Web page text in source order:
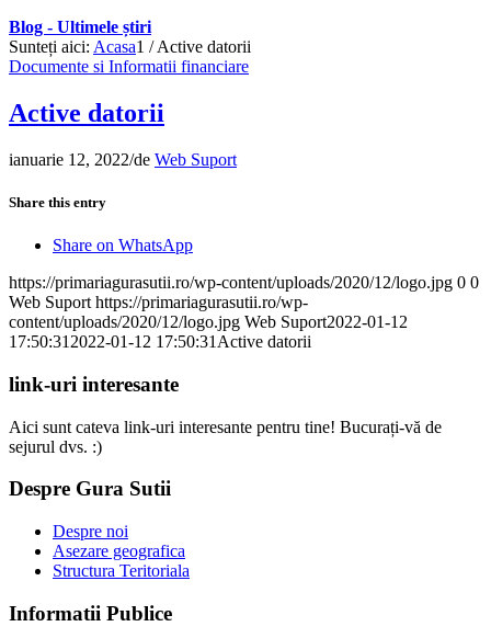
Blog - Ultimele știri
Sunteți aici: Acasa1 / Active datorii
Documente si Informatii financiare
Active datorii
ianuarie 12, 2022/de Web Suport
Share this entry
Share on WhatsApp
https://primariagurasutii.ro/wp-content/uploads/2020/12/logo.jpg 0 0
Web Suport https://primariagurasutii.ro/wp-
content/uploads/2020/12/logo.jpg Web Suport2022-01-12
17:50:31 2022-01-12 17:50:31 Active datorii
link-uri interesante
Aici sunt cateva link-uri interesante pentru tine! Bucurați-vă de
sejurul dvs. :)
Despre Gura Sutii
Despre noi
Asezare geografica
Structura Teritoriala
Informatii Publice